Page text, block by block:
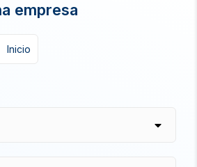
empresa
Inicio